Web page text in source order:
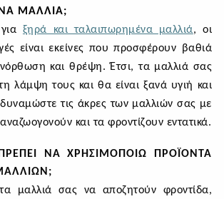
ΜΑΛΛΙΆ;
ξηρά και ταλαιπωρημένα μαλλιά, οι
είναι εκείνες που προσφέρουν βαθιά
και θρέψη. Έτσι, τα μαλλιά σας
λάμψη τους και θα είναι ξανά υγιή και
τις άκρες των μαλλιών σας με
και τα φροντίζουν εντατικά.
ΝΑ ΧΡΗΣΙΜΟΠΟΙΏ ΠΡΟΪΌΝΤΑ
μαλλιά σας να αποζητούν φροντίδα,